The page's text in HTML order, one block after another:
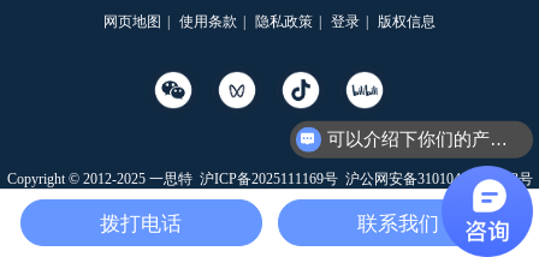
网页地图 使用条款 隐私政策 登录 版权信息
Copyright © 2012-2025 一思特 沪ICP备2025111169号 沪公网安备31010402335203号
本网站支持
可以介绍下你们的产品么
拨打电话 联系我们